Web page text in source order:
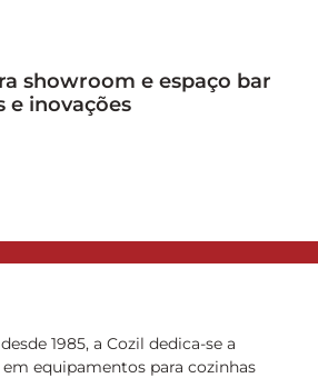
showroom e espaço bar
e inovações
1985, a Cozil dedica-se a
equipamentos para cozinhas